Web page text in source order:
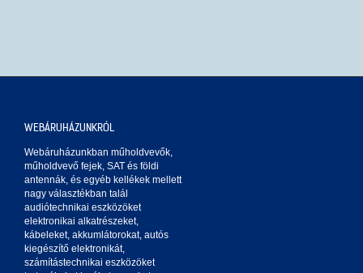
WEBÁRUHÁZUNKRÓL
Webáruházunkban műholdvevők,
műholdvevő fejek, SAT és földi
antennák, és egyéb kellékek mellett
nagy választékban talál
audiótechnikai eszközöket
elektronikai alkatrészeket,
kábeleket, akkumlátorokat, autós
kiegészítő elektronikát,
számítástechnikai eszközöket